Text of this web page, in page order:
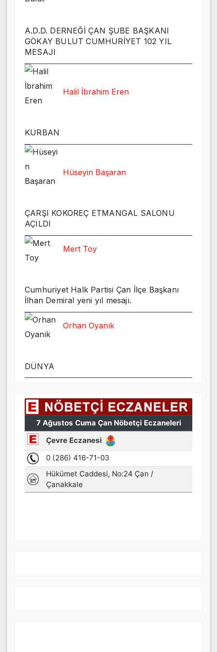
A.D.D. DERNEĞİ ÇAN ŞUBE BAŞKANI
GÖKAY BULUT CUMHURİYET 102 YIL
MESAJI
Halil İbrahim Eren
KURBAN
Hüseyin Başaran
ÇARŞI KOKOREÇ ETMANGAL SALONU
AÇILDI
Mert Toy
Cumhuriyet Halk Partisi Çan İlçe Başkanı
İlhan Demiral yeni yıl mesajı.
Orhan Oyanık
DÜNYA